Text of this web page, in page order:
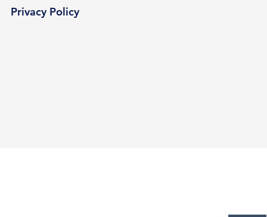
Privacy Policy